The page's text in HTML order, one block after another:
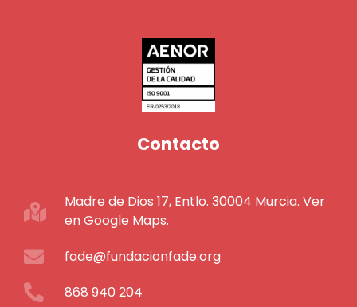
Contacto
Madre de Dios 17, Entlo. 30004 Murcia. Ver
en Google Maps.
fade@fundacionfade.org
868 940 204